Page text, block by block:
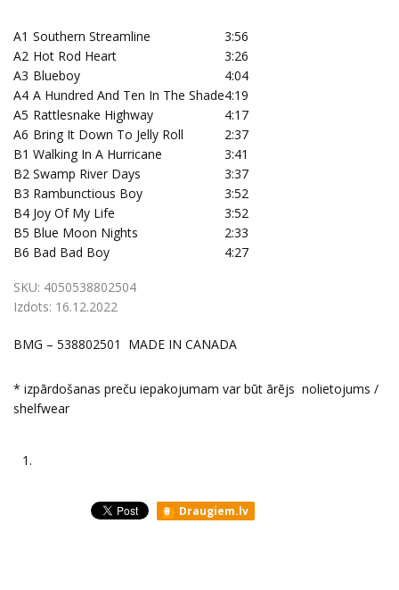
A1 Southern Streamline
3:56
A2 Hot Rod Heart
3:26
A3 Blueboy
4:04
A4 A Hundred And Ten In The Shade4:19
A5 Rattlesnake Highway
4:17
A6 Bring It Down To Jelly Roll
2:37
B1 Walking In A Hurricane
3:41
B2 Swamp River Days
3:37
B3 Rambunctious Boy
3:52
B4 Joy Of My Life
3:52
B5 Blue Moon Nights
2:33
B6 Bad Bad Boy 4:27
SKU: 4050538802504
Izdots: 16.12.2022
BMG – 538802501 MADE IN CANADA
* izpārdošanas preču iepakojumam var būt ārējs nolietojums /
shelfwear
1.
Draugiem.lv